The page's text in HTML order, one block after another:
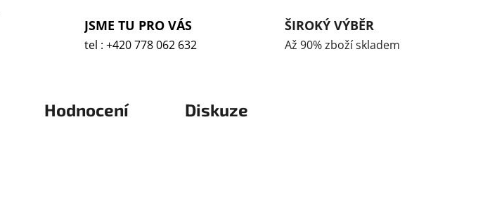
JSME TU PRO VÁS
tel : +420 778 062 632
ŠIROKÝ VÝBĚR
Až 90% zboží skladem
Hodnocení Diskuze